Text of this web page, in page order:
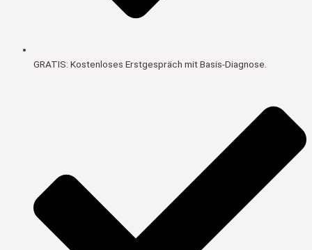
GRATIS: Kostenloses Erstgespräch mit Basis-Diagnose.